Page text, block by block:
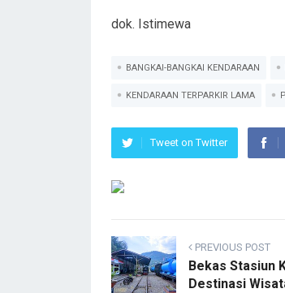
dok. Istimewa
BANGKAI-BANGKAI KENDARAAN
KENDARAAN TERPARKIR LAMA
Tweet on Twitter
PREVIOUS POST
Bekas Stasiun
Destinasi